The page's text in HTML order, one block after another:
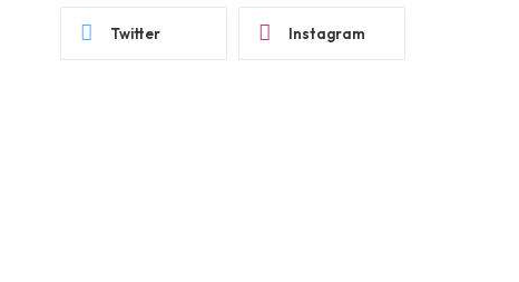
Twitter Instagram